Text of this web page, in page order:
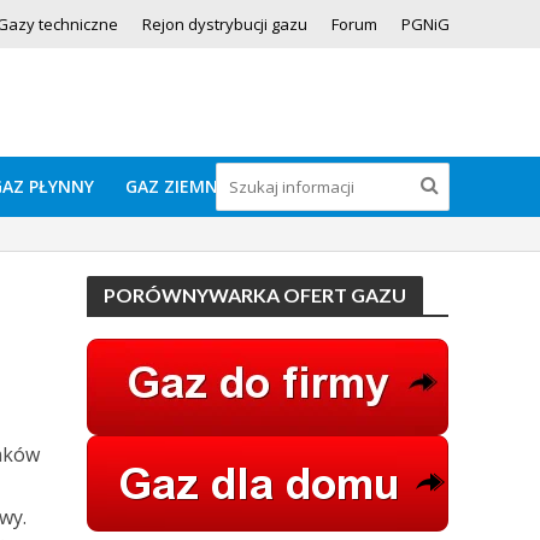
techniczne Rejon dystrybucji gazu Forum PGNiG
PŁYNNY GAZ ZIEMNY
PORÓWNYWARKA OFERT GAZU